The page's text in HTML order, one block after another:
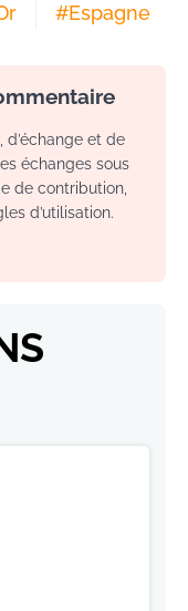
#Espagne
d’échange et de
échanges sous
de contribution,
d’utilisation.